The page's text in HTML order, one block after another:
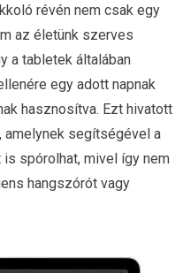
révén nem csak egy
az életünk szerves
a tabletek általában
egy adott napnak
hasznosítva. Ezt hivatott
segítségével a
spórolhat, mivel így nem
hangszórót vagy